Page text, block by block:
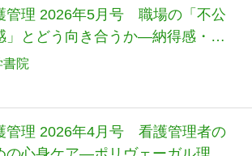
管理 2026年5月号 職場の「不公
」とどう向き合うか―納得感・信
・自律性を育むフェア・マネジメ
書院
管理 2026年4月号 看護管理者の